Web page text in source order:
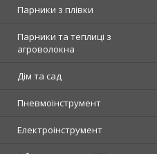
Парники з плівки
Парники та теплиці з
агроволокна
Дім та сад
Пневмоінструмент
Електроінструмент